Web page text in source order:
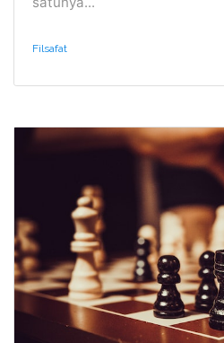
Filsafat